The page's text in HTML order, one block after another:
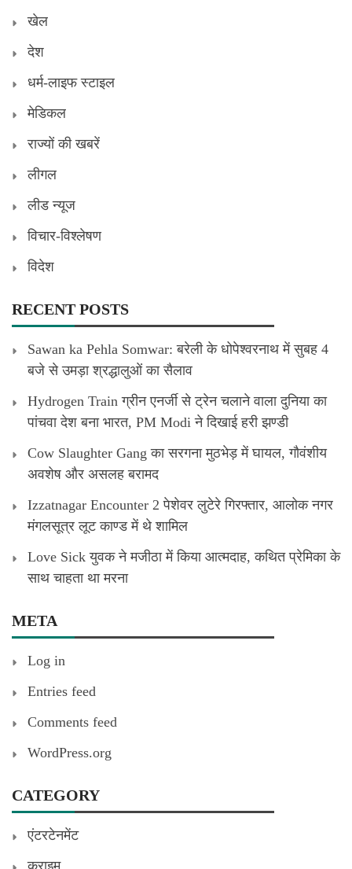
खेल
देश
धर्म-लाइफ स्टाइल
मेडिकल
राज्यों की खबरें
लीगल
लीड न्यूज
विचार-विश्लेषण
विदेश
RECENT POSTS
Sawan ka Pehla Somwar: बरेली के धोपेश्वरनाथ में सुबह 4
बजे से उमड़ा श्रद्धालुओं का सैलाव
Hydrogen Train ग्रीन एनर्जी से ट्रेन चलाने वाला दुनिया का
पांचवा देश बना भारत, PM Modi ने दिखाई हरी झण्डी
Cow Slaughter Gang का सरगना मुठभेड़ में घायल, गौवंशीय
अवशेष और असलह बरामद
Izzatnagar Encounter 2 पेशेवर लुटेरे गिरफ्तार, आलोक नगर
मंगलसूत्र लूट काण्‍ड में थे शामिल
Love Sick युवक ने मजीठा में किया आत्मदाह, कथित प्रेमिका के
साथ चाहता था मरना
META
Log in
Entries feed
Comments feed
WordPress.org
CATEGORY
एंटरटेनमेंट